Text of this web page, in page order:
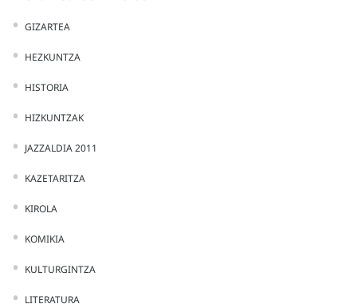
GIZARTEA
HEZKUNTZA
HISTORIA
HIZKUNTZAK
JAZZALDIA 2011
KAZETARITZA
KIROLA
KOMIKIA
KULTURGINTZA
LITERATURA